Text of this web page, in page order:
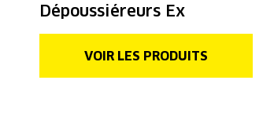
Dépoussiéreurs Ex
VOIR LES PRODUITS